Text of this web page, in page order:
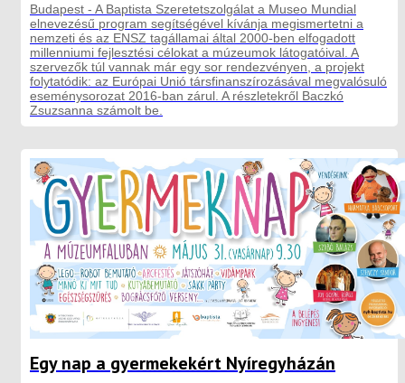
Budapest - A Baptista Szeretetszolgálat a Museo Mundial
elnevezésű program segítségével kívánja megismertetni a
nemzeti és az ENSZ tagállamai által 2000-ben elfogadott
millenniumi fejlesztési célokat a múzeumok látogatóival. A
szervezők túl vannak már egy sor rendezvényen, a projekt
folytatódik: az Európai Unió társfinanszírozásával megvalósuló
eseménysorozat 2016-ban zárul. A részletekről Baczkó
Zsuzsanna számolt be.
Egy nap a gyermekekért Nyíregyházán